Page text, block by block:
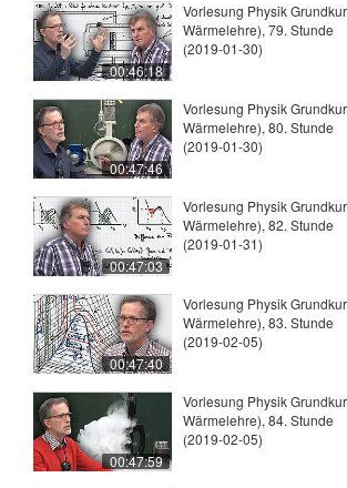
00:46:18
Vorlesung Physik
Wärmelehre), 79. Stunde
(2019-01-30)
00:47:46
Vorlesung Physik
Wärmelehre), 80. Stunde
(2019-01-30)
00:47:03
Vorlesung Physik
Wärmelehre), 82. Stunde
(2019-01-31)
00:47:40
Vorlesung Physik
Wärmelehre), 83. Stunde
(2019-02-05)
00:47:59
Vorlesung Physik
Wärmelehre), 84. Stunde
(2019-02-05)